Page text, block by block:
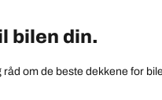
bilen din.
om de beste dekkene for